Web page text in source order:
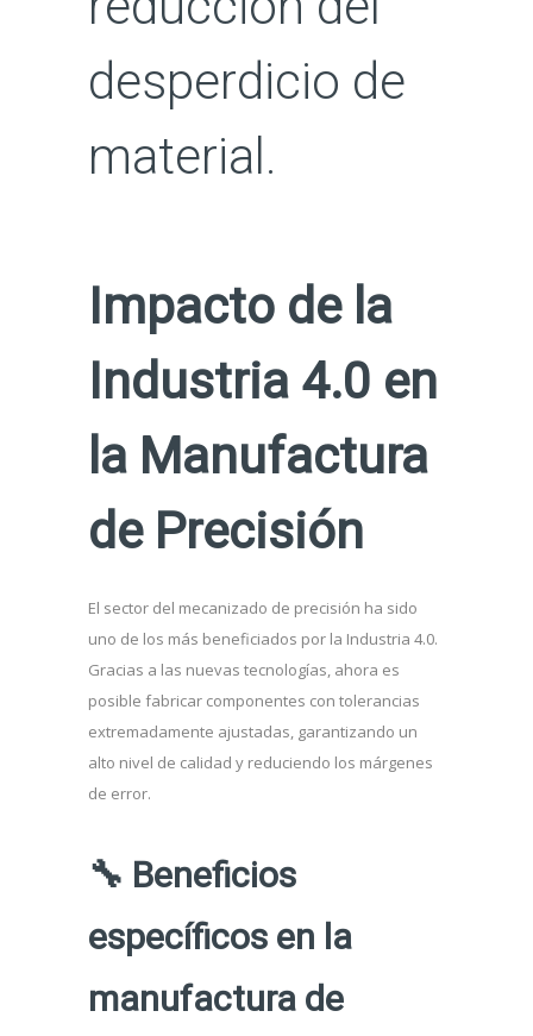
desperdicio de
material.
Impacto de la
Industria 4.0 en
la Manufactura
de Precisión
El sector del mecanizado de precisión ha sido
uno de los más beneficiados por la Industria 4.0.
Gracias a las nuevas tecnologías, ahora es
posible fabricar componentes con tolerancias
extremadamente ajustadas, garantizando un
alto nivel de calidad y reduciendo los márgenes
de error.
🔧 Beneficios
específicos en la
manufactura de